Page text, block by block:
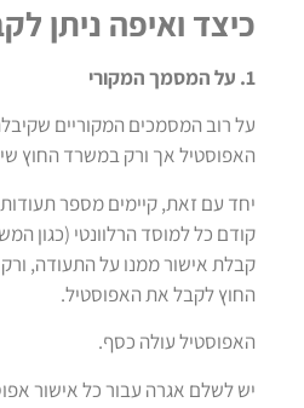
כיצד ואיפה ניתן
1. על המסמך המקורי
על רוב המסמכים המקוריים
האפוסטיל אך ורק במשרד החוץ
יחד עם זאת, קיימים מספר תעודות
קודם כל למוסד הרלוונטי (כגון
קבלת אישור ממנו על התעודה,
החוץ לקבל את האפוסטיל.
האפוסטיל עולה כסף.
יש לשלם אגרה עבור כל אישור